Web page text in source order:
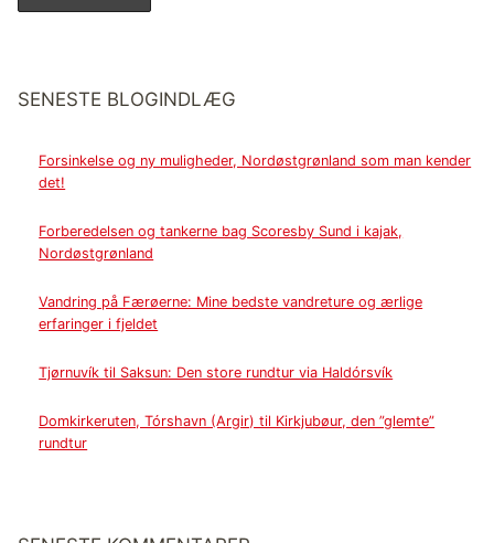
SENESTE BLOGINDLÆG
Forsinkelse og ny muligheder, Nordøstgrønland som man kender
det!
Forberedelsen og tankerne bag Scoresby Sund i kajak,
Nordøstgrønland
Vandring på Færøerne: Mine bedste vandreture og ærlige
erfaringer i fjeldet
Tjørnuvík til Saksun: Den store rundtur via Haldórsvík
Domkirkeruten, Tórshavn (Argir) til Kirkjubøur, den ”glemte”
rundtur